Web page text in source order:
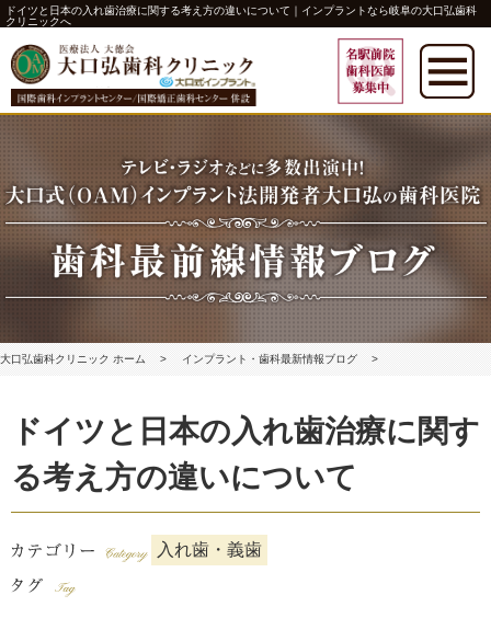
ドイツと日本の入れ歯治療に関する考え方の違いについて｜インプラントなら岐阜の大口弘歯科
クリニックへ
大口弘歯科クリニック ホーム インプラント・歯科最新情報ブログ
ドイツと日本の入れ歯治療に関す
る考え方の違いについて
入れ歯・義歯